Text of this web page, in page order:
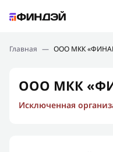
Подбор займа
Новости
Финансовое
Главная — ООО МКК
ООО МКК
Исключенная
Ошибка:Контактная
Спасибо, что
Мы свяжемся с Вами
результат